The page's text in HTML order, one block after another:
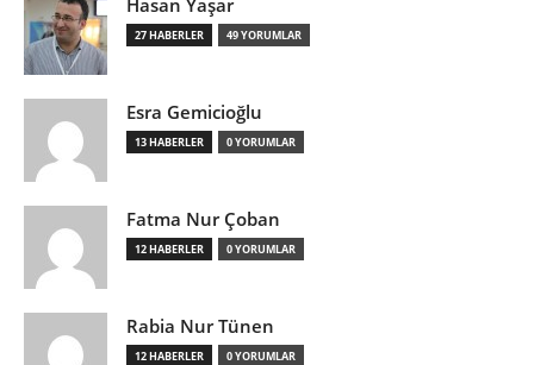
27 HABERLER 49 YORUMLAR
Esra Gemicioğlu
13 HABERLER 0 YORUMLAR
Fatma Nur Çoban
12 HABERLER 0 YORUMLAR
Rabia Nur Tünen
12 HABERLER 0 YORUMLAR